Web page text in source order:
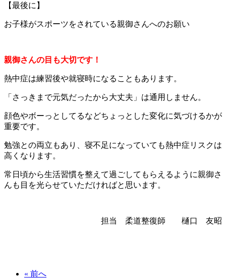
【最後に】
お子様がスポーツをされている親御さんへのお願い
親御さんの目も大切です！
熱中症は練習後や就寝時になることもあります。
「さっきまで元気だったから大丈夫」は通用しません。
顔色やボーっとしてるなどちょっとした変化に気づけるかが
重要です。
勉強との両立もあり、寝不足になっていても熱中症リスクは
高くなります。
常日頃から生活習慣を整えて過ごしてもらえるように親御さ
んも目を光らせていただければと思います。
担当 柔道整復師 樋口 友昭
« 前へ